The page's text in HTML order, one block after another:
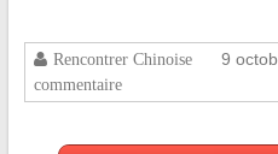
Rencontrer Chinoise 9
commentaire